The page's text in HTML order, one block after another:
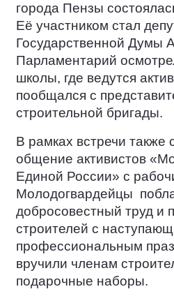
города Пензы
Её участником стал
Государственной Думы
Парламентарий
школы, где ведутся
пообщался с
строительной бригады.
В рамках встречи также
общение активистов
Единой России» с
Молодогвардейцы
добросовестный труд и
строителей с
профессиональным
вручили членам
подарочные наборы.